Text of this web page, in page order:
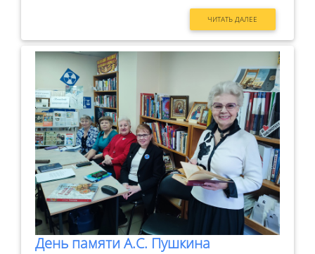
ЧИТАТЬ ДАЛЕЕ
День памяти А.С. Пушкина